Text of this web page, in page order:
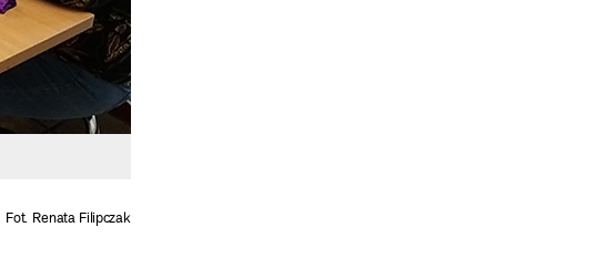
Fot. Renata Filipczak